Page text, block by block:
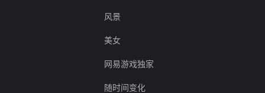
风景
美女
网易游戏独家
随时间变化